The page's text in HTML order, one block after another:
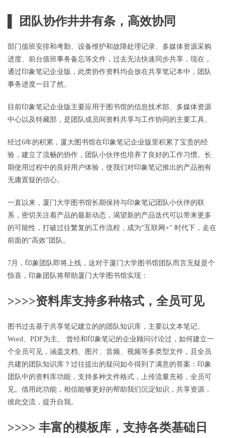
团队协作井井有条，高效协同
部门值班安排和考勤、设备维护和故障处理记录、多媒体资源采购
进度、前台值班事务备忘等文件，过去无法快速同步共享，现在，
通过印象笔记企业版，此类协作资料均会放在共享笔记本中，团队
事务进度一目了然。
目前印象笔记企业版主要应用于图书馆的信息技术部、多媒体资源
中心以及特藏部，是团队成员间资料共享与工作协同的主要工具。
经过6年的积累，厦大图书馆在印象笔记企业版里积累了宝贵的经
验，建立了流畅的协作，团队小伙伴也培养了良好的工作习惯。长
期使用过程中的良好用户体验，使我们对印象笔记推出的产品抱有
无庸置疑的信心。
一直以来，厦门大学图书馆长期保持与印象笔记团队小伙伴的联
系，密切关注着产品的最新动态，渴望新的产品迭代可以带来更多
的可能性，打破过往繁复的工作流程，成为“互联网+” 时代下，走在
前面的“高效”团队。
7月，印象团队即将上线，这对于厦门大学图书馆团队而言无疑是个
惊喜，印象团队将帮助厦门大学图书馆实现：
>>>>资料库支持多种格式，全员可见
图书过去基于共享笔记建立的的团队知识库，主要以文本笔记、
Word、PDF为主。 曾经和印象笔记的企业顾问讨论过，如何建立一
个全员可见，涵盖文档、图片、音频、视频等多类型文件，且全员
共建的团队知识库？过往提出的疑问如今得到了满意的答案：印象
团队中的资料库功能，支持多种文件格式，上传流量充裕，全员可
见。借用此功能，相信能够更好的帮助我们沉淀知识，共享资源，
彼此交流，提升自我。
>>>> 丰富的模板库，支持各类基础日